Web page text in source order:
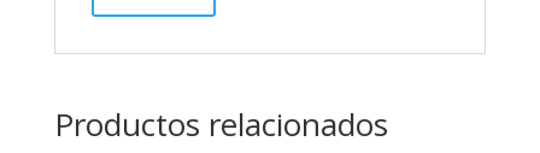
Productos relacionados